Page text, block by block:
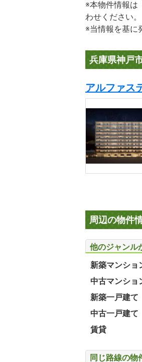
※本物件情報は
わせください。
※当情報を基に
兵庫県神戸
アルファス
周辺の物件
他のジャンル
新築マンショ
中古マンショ
新築一戸建て
中古一戸建て
賃貸
同じ路線の物